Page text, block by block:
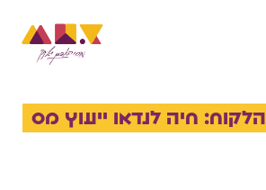
הלקוח: חיה לנדאו ייעוץ מס